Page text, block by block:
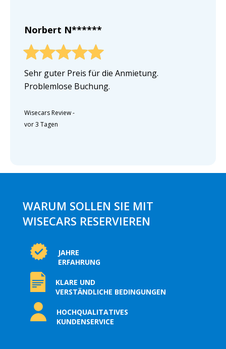
Norbert N******
Sehr guter Preis für die Anmietung.
Problemlose Buchung.
Wisecars Review-
vor 3 Tagen
WARUM SOLLEN SIE MIT
WISECARS RESERVIEREN
JAHRE
ERFAHRUNG
KLARE UND
VERSTÄNDLICHE BEDINGUNGEN
HOCHQUALITATIVES
KUNDENSERVICE